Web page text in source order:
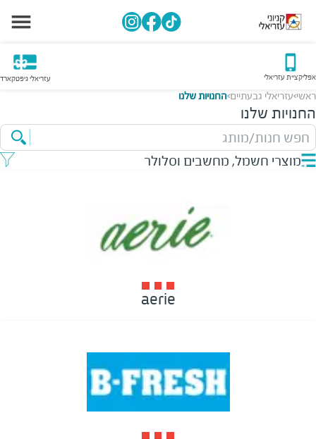
אפליקציית עזריאלי עזריאלי גיפטקארד
ראשי>עזריאלי גבעתיים>החנויות שלנו
החנויות שלנו
חפש חנות/מותג
מוצרי חשמל, מחשבים וסלולר
aerie